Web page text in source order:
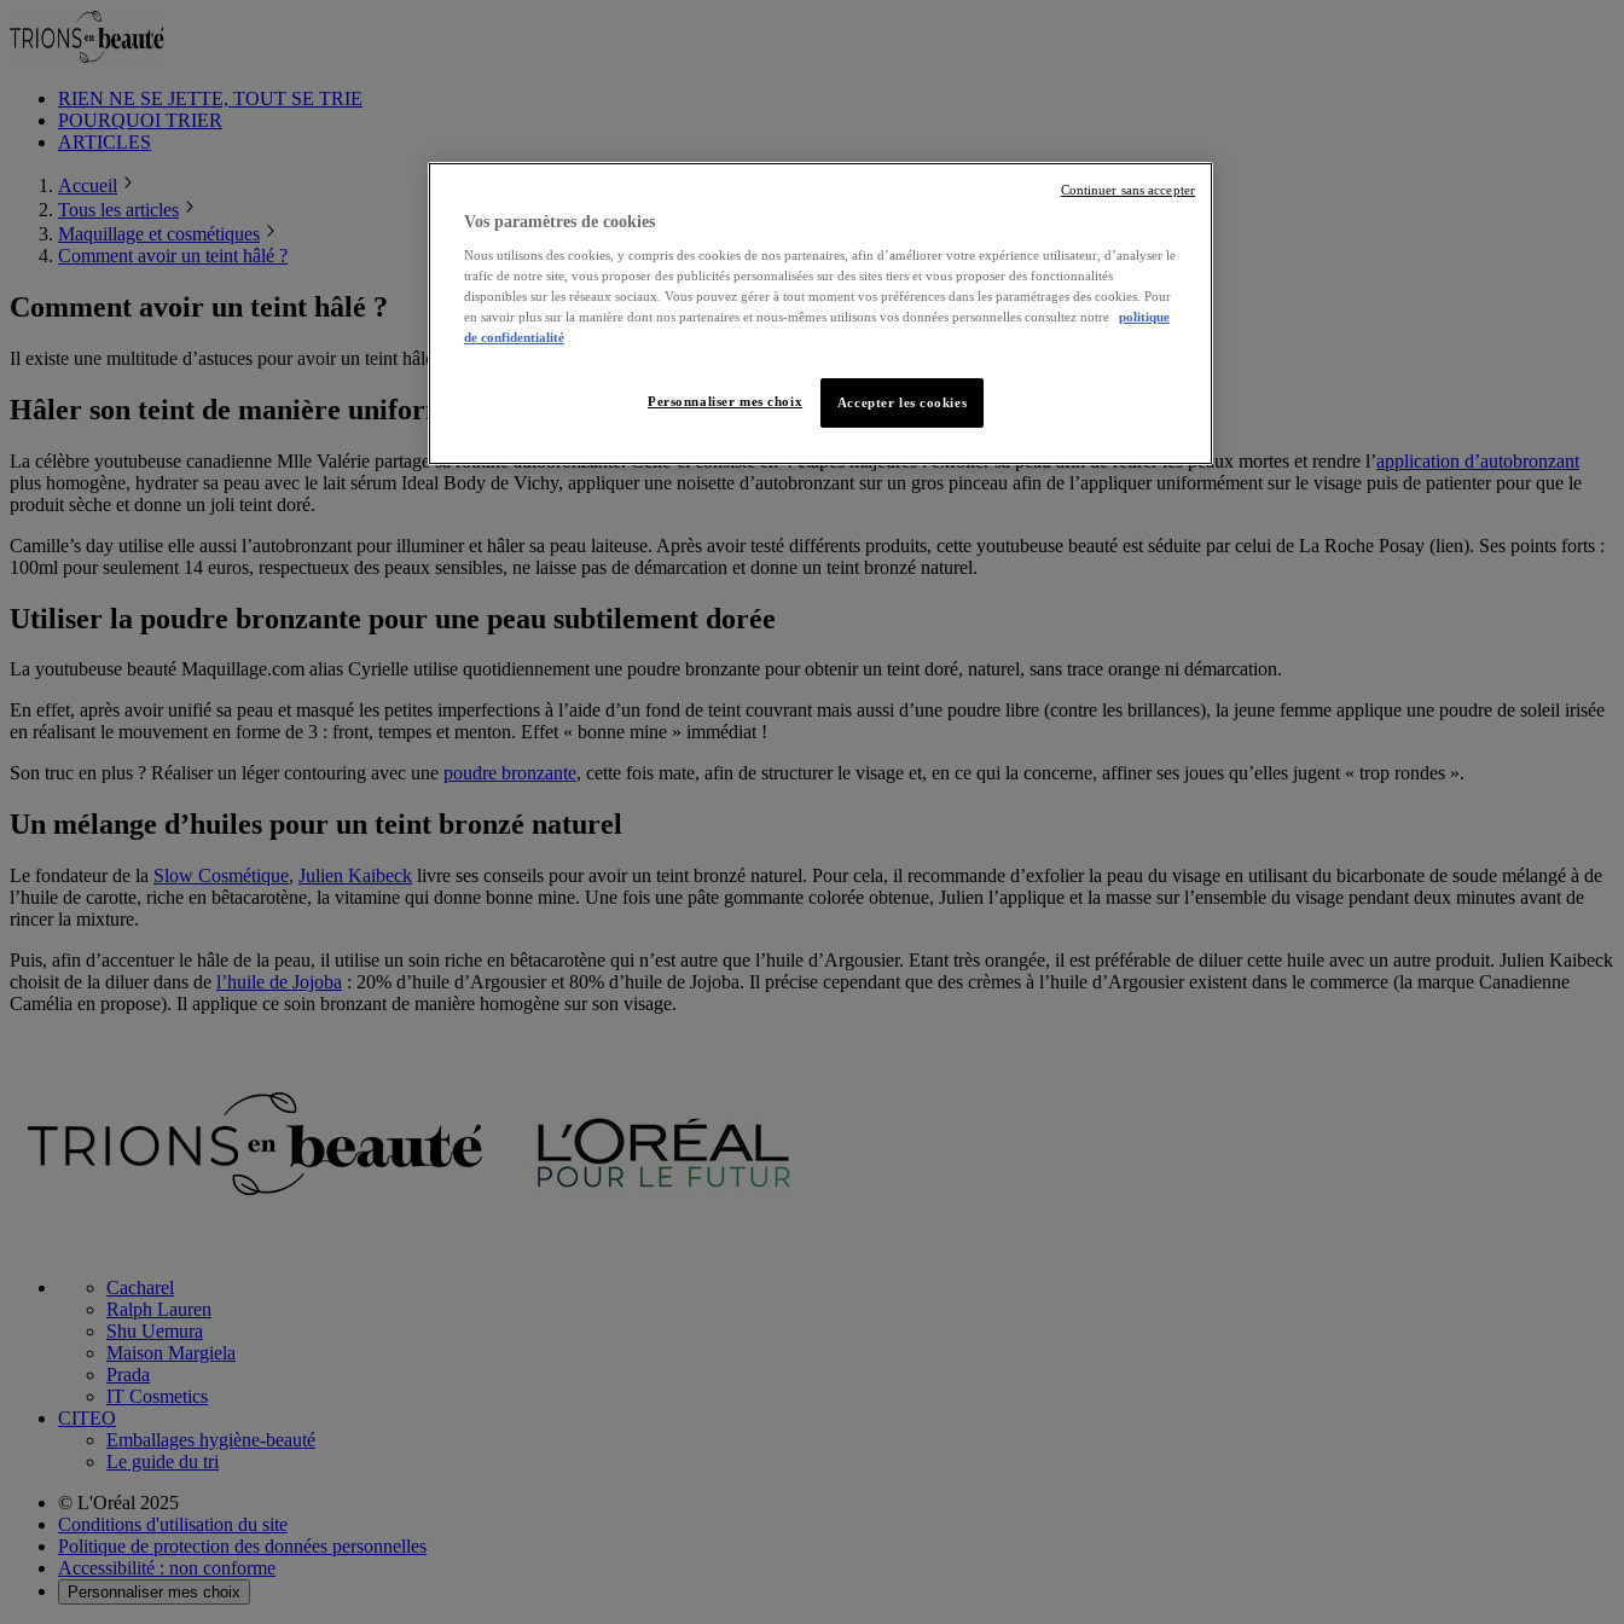
RIEN NE SE JETTE, TOUT SE TRIE
POURQUOI TRIER
ARTICLES
Accueil
Tous les articles
Maquillage et cosmétiques
Comment avoir un teint hâlé ?
Comment avoir un teint hâlé ?
Il existe une multitude d’astuces pour avoir un teint hâlé naturel, sans s’exposer aux rayons UV. Tour d’horizon des plus efficaces d’entre elles.
Hâler son teint de manière uniforme avec l’autobronzant
La célèbre youtubeuse canadienne Mlle Valérie partage sa routine autobronzante. Celle-ci consiste en 4 étapes majeures : exfolier sa peau afin de retirer les peaux mortes et rendre l’application d’autobronzant
plus homogène, hydrater sa peau avec le lait sérum Ideal Body de Vichy, appliquer une noisette d’autobronzant sur un gros pinceau afin de l’appliquer uniformément sur le visage puis de patienter pour que le
produit sèche et donne un joli teint doré.
Camille’s day utilise elle aussi l’autobronzant pour illuminer et hâler sa peau laiteuse. Après avoir testé différents produits, cette youtubeuse beauté est séduite par celui de La Roche Posay (lien). Ses points forts :
100ml pour seulement 14 euros, respectueux des peaux sensibles, ne laisse pas de démarcation et donne un teint bronzé naturel.
Utiliser la poudre bronzante pour une peau subtilement dorée
La youtubeuse beauté Maquillage.com alias Cyrielle utilise quotidiennement une poudre bronzante pour obtenir un teint doré, naturel, sans trace orange ni démarcation.
En effet, après avoir unifié sa peau et masqué les petites imperfections à l’aide d’un fond de teint couvrant mais aussi d’une poudre libre (contre les brillances), la jeune femme applique une poudre de soleil irisée
en réalisant le mouvement en forme de 3 : front, tempes et menton. Effet « bonne mine » immédiat !
Son truc en plus ? Réaliser un léger contouring avec une poudre bronzante, cette fois mate, afin de structurer le visage et, en ce qui la concerne, affiner ses joues qu’elles jugent « trop rondes ».
Un mélange d’huiles pour un teint bronzé naturel
Le fondateur de la Slow Cosmétique, Julien Kaibeck livre ses conseils pour avoir un teint bronzé naturel. Pour cela, il recommande d’exfolier la peau du visage en utilisant du bicarbonate de soude mélangé à de
l’huile de carotte, riche en bêtacarotène, la vitamine qui donne bonne mine. Une fois une pâte gommante colorée obtenue, Julien l’applique et la masse sur l’ensemble du visage pendant deux minutes avant de
rincer la mixture.
Puis, afin d’accentuer le hâle de la peau, il utilise un soin riche en bêtacarotène qui n’est autre que l’huile d’Argousier. Etant très orangée, il est préférable de diluer cette huile avec un autre produit. Julien Kaibeck
choisit de la diluer dans de l’huile de Jojoba : 20% d’huile d’Argousier et 80% d’huile de Jojoba. Il précise cependant que des crèmes à l’huile d’Argousier existent dans le commerce (la marque Canadienne
Camélia en propose). Il applique ce soin bronzant de manière homogène sur son visage.
Cacharel
Ralph Lauren
Shu Uemura
Maison Margiela
Prada
IT Cosmetics
CITEO
Emballages hygiène-beauté
Le guide du tri
© L'Oréal 2025
Conditions d'utilisation du site
Politique de protection des données personnelles
Accessibilité : non conforme
Personnaliser mes choix
Vos paramètres de cookies
Nous utilisons des cookies, y compris des cookies de nos partenaires, afin d’améliorer votre expérience utilisateur, d’analyser le
trafic de notre site, vous proposer des publicités personnalisées sur des sites tiers et vous proposer des fonctionnalités
disponibles sur les réseaux sociaux. Vous pouvez gérer à tout moment vos préférences dans les paramétrages des cookies. Pour
en savoir plus sur la manière dont nos partenaires et nous-mêmes utilisons vos données personnelles consultez notre
politique
de confidentialité
Accepter les cookies
Personnaliser mes choix
Continuer sans accepter